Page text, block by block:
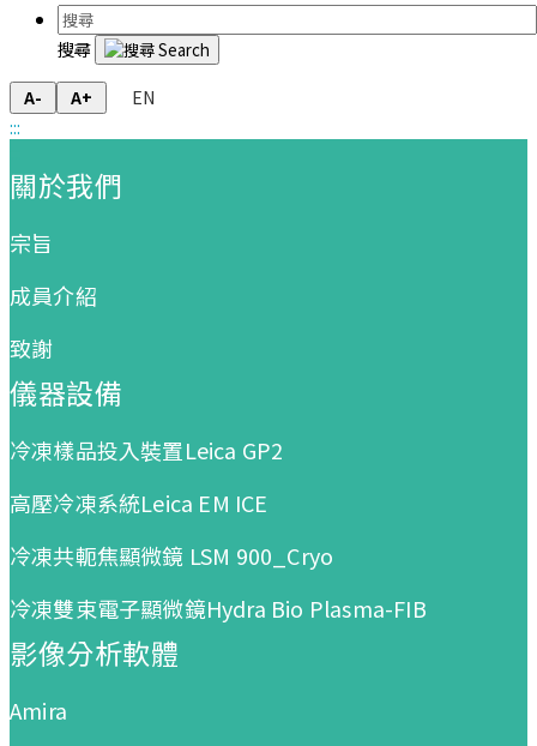
搜尋
A- A+
EN
:::
關於我們
宗旨
成員介紹
致謝
儀器設備
冷凍樣品投入裝置Leica GP2
高壓冷凍系統Leica EM ICE
冷凍共軛焦顯微鏡 LSM 900_Cryo
冷凍雙束電子顯微鏡Hydra Bio Plasma-FIB
影像分析軟體
Amira